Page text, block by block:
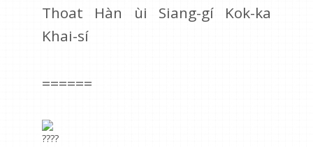
Thoat Hàn ùi Siang-gí Kok-ka
Khai-sí
======